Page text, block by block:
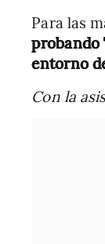
Para las
probando
entorno
Con la